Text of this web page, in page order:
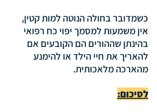
כשמדובר בחולה הנוטה למות קטין,
אין משמעות למסמך יפוי כח רפואי
בהינתן שההורים הם הקובעים אם
להאריך את חיי הילד או להימנע
מהארכה מלאכותית.
לסיכום: